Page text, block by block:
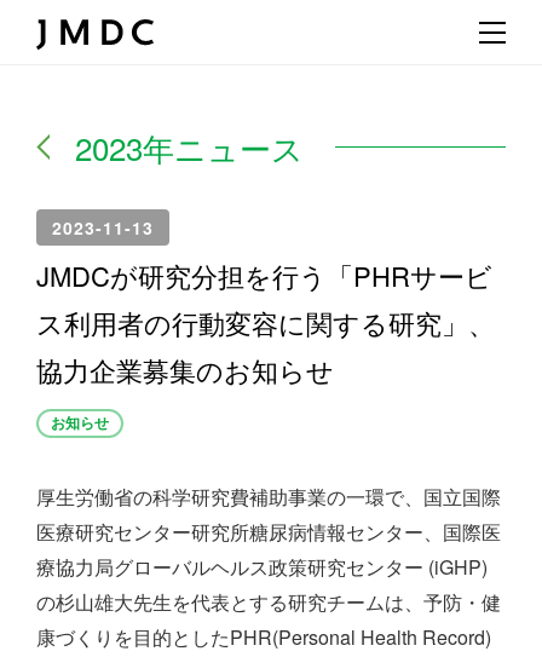
2023年ニュース
2023-11-13
JMDCが研究分担を行う「PHRサービ
ス利用者の行動変容に関する研究」、
協力企業募集のお知らせ
お知らせ
厚生労働省の科学研究費補助事業の一環で、国立国際
医療研究センター研究所糖尿病情報センター、国際医
療協力局グローバルヘルス政策研究センター (iGHP)
の杉山雄大先生を代表とする研究チームは、予防・健
康づくりを目的としたPHR(Personal Health Record)